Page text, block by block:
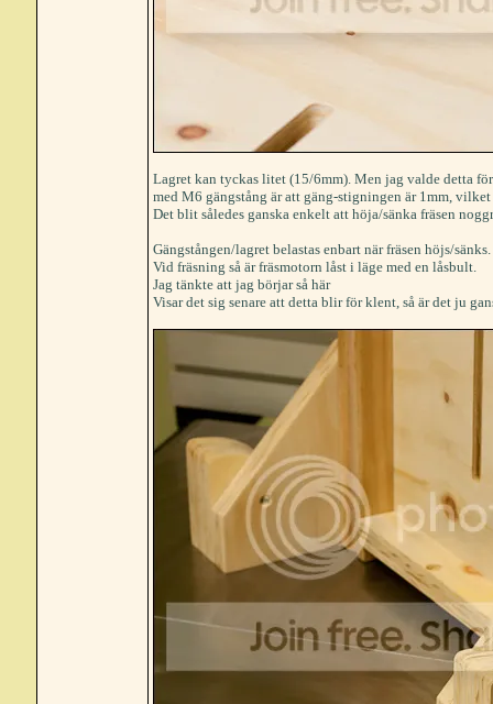
Lagret kan tyckas litet (15/6mm). Men jag valde detta
med M6 gängstång är att gäng-stigningen är 1mm,
Det blit således ganska enkelt att höja/sänka fräsen
Gängstången/lagret belastas enbart när fräsen höjs/sänks.
Vid fräsning så är fräsmotorn låst i läge med en låsbult.
Jag tänkte att jag börjar så här
Visar det sig senare att detta blir för klent, så är det ju